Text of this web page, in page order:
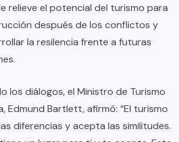
relieve el potencial del turismo para
después de los conflictos y
la resilencia frente a futuras
los diálogos, el Ministro de Turismo
Edmund Bartlett, afirmó: “El turismo
diferencias y acepta las similitudes.